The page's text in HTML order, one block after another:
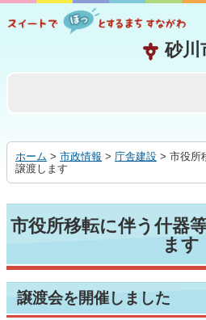
る
ホーム > 市政情報 > 庁舎建設 > 市役所
譲渡します
市役所移転に伴う什器
ます
譲渡会を開催しました